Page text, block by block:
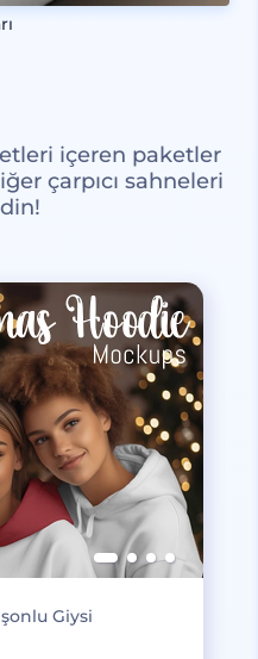
içeren paketler
çarpıcı sahneleri
Giysi